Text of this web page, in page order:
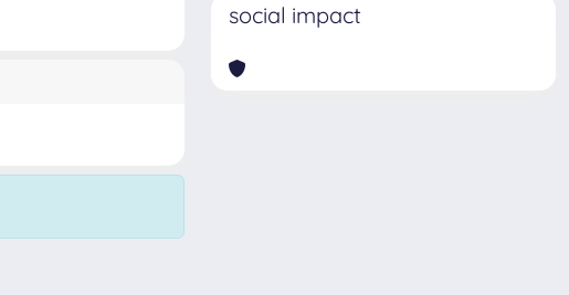
social impact